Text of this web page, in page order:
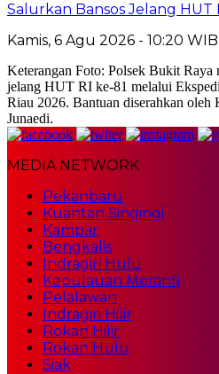
Salurkan Bansos Jelang HUT
Kamis, 6 Agu 2026 - 10:20 WIB
Keterangan Foto: Polsek Bukit Raya
jelang HUT RI ke-81 melalui
Riau 2026. Bantuan diserahkan
Junaedi.
MEDIA NETWORK
Pekanbaru
Kuantan Singingi
Kampar
Bengkalis
Indragiri Hulu
Kepulauan Meranti
Pelalawan
Indragiri Hilir
Rokan Hilir
Rokan Hulu
Siak